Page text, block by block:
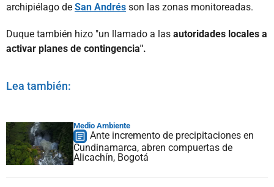
archipiélago de San Andrés son las zonas monitoreadas.
Duque también hizo "un llamado a las autoridades locales a
activar planes de contingencia".
Lea también:
Medio Ambiente
Ante incremento de precipitaciones en
Cundinamarca, abren compuertas de
Alicachín, Bogotá